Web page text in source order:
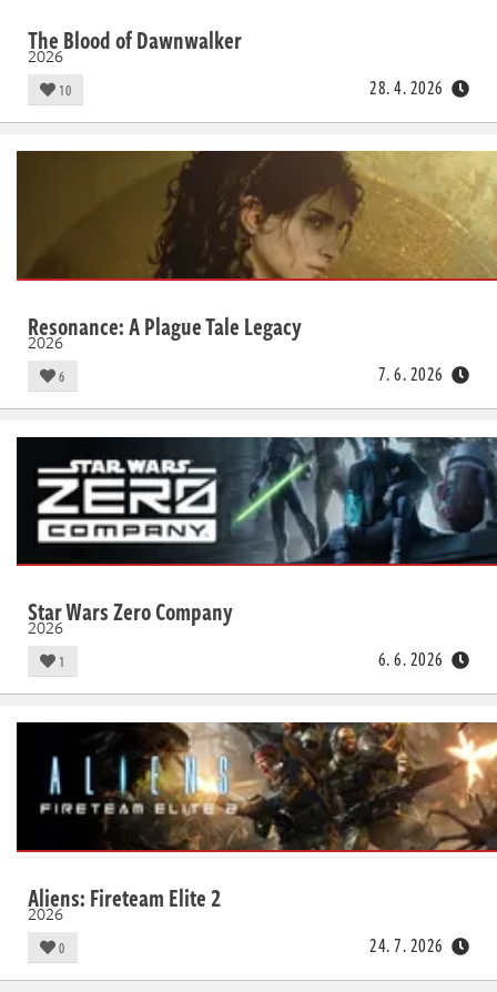
The Blood of Dawnwalker
2026
10 28. 4. 2026
Resonance: A Plague Tale Legacy
2026
6 7. 6. 2026
Star Wars Zero Company
2026
1 6. 6. 2026
Aliens: Fireteam Elite 2
2026
0 24. 7. 2026